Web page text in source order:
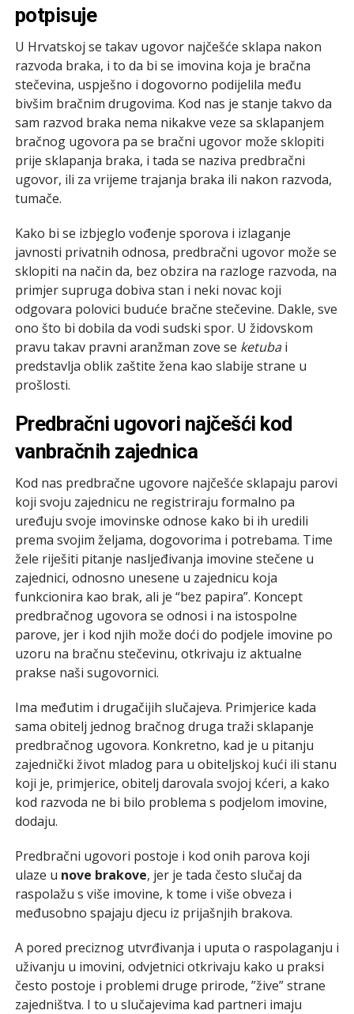
potpisuje
U Hrvatskoj se takav ugovor najčešće sklapa nakon
razvoda braka, i to da bi se imovina koja je bračna
stečevina, uspješno i dogovorno podijelila među
bivšim bračnim drugovima. Kod nas je stanje takvo da
sam razvod braka nema nikakve veze sa sklapanjem
bračnog ugovora pa se bračni ugovor može sklopiti
prije sklapanja braka, i tada se naziva predbračni
ugovor, ili za vrijeme trajanja braka ili nakon razvoda,
tumače.
Kako bi se izbjeglo vođenje sporova i izlaganje
javnosti privatnih odnosa, predbračni ugovor može se
sklopiti na način da, bez obzira na razloge razvoda, na
primjer supruga dobiva stan i neki novac koji
odgovara polovici buduće bračne stečevine. Dakle, sve
ono što bi dobila da vodi sudski spor. U židovskom
pravu takav pravni aranžman zove se ketubai
predstavlja oblik zaštite žena kao slabije strane u
prošlosti.
Predbračni ugovori najčešći kod
vanbračnih zajednica
Kod nas predbračne ugovore najčešće sklapaju parovi
koji svoju zajednicu ne registriraju formalno pa
uređuju svoje imovinske odnose kako bi ih uredili
prema svojim željama, dogovorima i potrebama. Time
žele riješiti pitanje nasljeđivanja imovine stečene u
zajednici, odnosno unesene u zajednicu koja
funkcionira kao brak, ali je “bez papira”. Koncept
predbračnog ugovora se odnosi i na istospolne
parove, jer i kod njih može doći do podjele imovine po
uzoru na bračnu stečevinu, otkrivaju iz aktualne
prakse naši sugovornici.
Ima međutim i drugačijih slučajeva. Primjerice kada
sama obitelj jednog bračnog druga traži sklapanje
predbračnog ugovora. Konkretno, kad je u pitanju
zajednički život mladog para u obiteljskoj kući ili stanu
koji je, primjerice, obitelj darovala svojoj kćeri, a kako
kod razvoda ne bi bilo problema s podjelom imovine,
dodaju.
Predbračni ugovori postoje i kod onih parova koji
ulaze u nove brakove, jer je tada često slučaj da
raspolažu s više imovine, k tome i više obveza i
međusobno spajaju djecu iz prijašnjih brakova.
A pored preciznog utvrđivanja i uputa o raspolaganju i
uživanju u imovini, odvjetnici otkrivaju kako u praksi
često postoje i problemi druge prirode, ”žive” strane
zajedništva. I to u slučajevima kad partneri imaju